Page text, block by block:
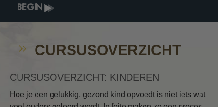
BEGIN
CURSUSOVERZICHT
CURSUSOVERZICHT: KINDEREN
Hoe je een gelukkig, gezond kind opvoedt is niet iets wat